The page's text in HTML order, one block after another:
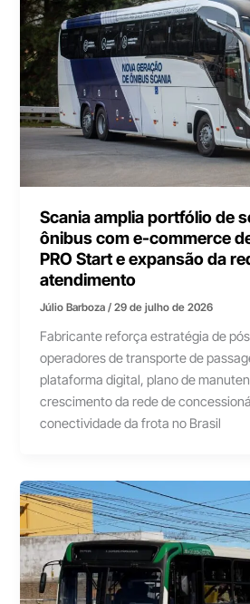
Scania amplia portfólio de
ônibus com e-commerce
PRO Start e expansão da
atendimento
Júlio Barboza/29 de julho de 2026
Fabricante reforça estratégia de
operadores de transporte de
plataforma digital, plano de
crescimento da rede de
conectividade da frota no Brasil